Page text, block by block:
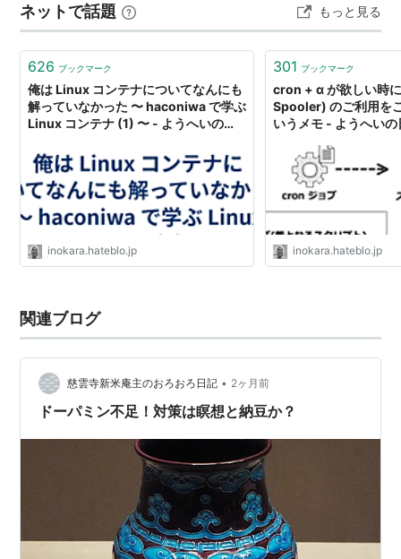
と・・・なんだか、納得できちゃうんですよね。 今日
は、256歳まで生きたとされている中医師「李青曇」さ
んの話。 1677年四…
ネットで話題 もっと見る
626 ブックマーク
俺は Linux コンテナについてなんにも
解っていなかった 〜 haconiwa で学ぶ
Linux コンテナ (1) 〜 - ようへいの
inokara.hateblo.jp
301 ブックマーク
cron + α が欲しい時
Spooler) のご利用を
いうメモ - ようへい
inokara.hateblo.jp
関連ブログ
慈雲寺新米庵主のおろおろ日記 • 2ヶ月前
ドーパミン不足！対策は瞑想と納豆か？